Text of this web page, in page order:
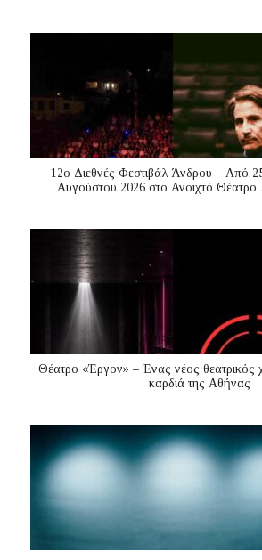
12ο Διεθνές Φεστιβάλ Άνδρου – Από
Αυγούστου 2026 στο Ανοιχτό
Θέατρο «Έργον» – Ένας νέος θεατρικός
καρδιά της Αθήνας